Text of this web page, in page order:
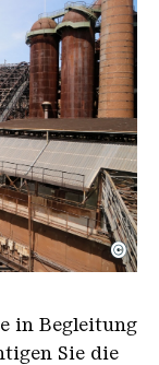
Hütte mit
Hütte | Karl
©
in Begleitung
Sie die